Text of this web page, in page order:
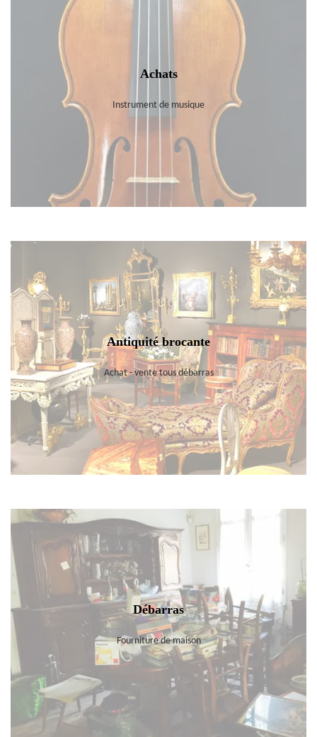
Achats
Instrument de musique
Antiquité brocante
Achat - vente tous débarras
Débarras
Fourniture de maison